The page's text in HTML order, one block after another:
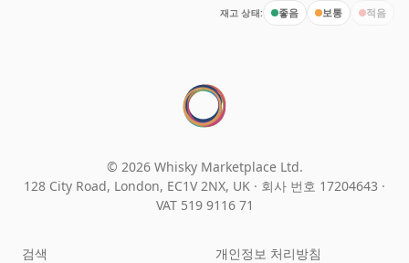
재고 상태: 좋음 보통 적음
© 2026 Whisky Marketplace Ltd.
128 City Road, London, EC1V 2NX, UK · 회사 번호 17204643 ·
VAT 519 9116 71
검색 개인정보 처리방침